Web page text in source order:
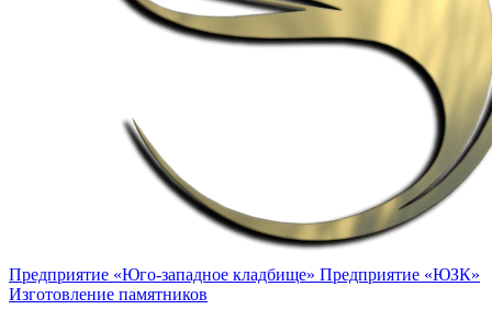
Предприятие «Юго-западное кладбище» Предприятие «ЮЗК»
Изготовление памятников